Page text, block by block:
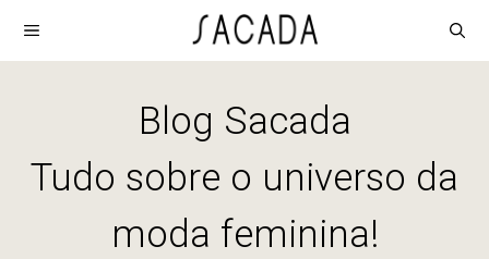
MENU
Blog Sacada
Tudo sobre o universo da
moda feminina!